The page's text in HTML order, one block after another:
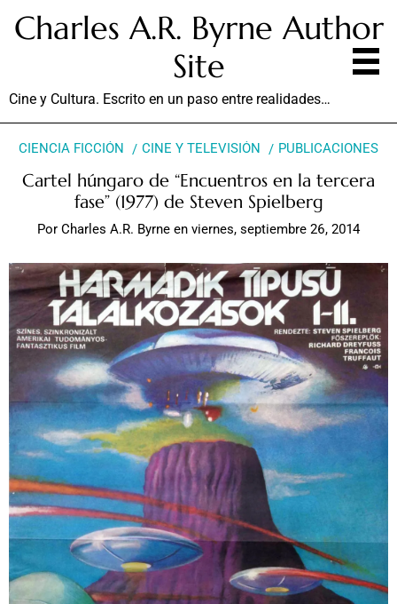
Charles A.R. Byrne Author
Site
Cine y Cultura. Escrito en un paso entre realidades…
CIENCIA FICCIÓN CINE Y TELEVISIÓN PUBLICACIONES
Cartel húngaro de “Encuentros en la tercera
fase” (1977) de Steven Spielberg
Por Charles A.R. Byrne en viernes, septiembre 26, 2014